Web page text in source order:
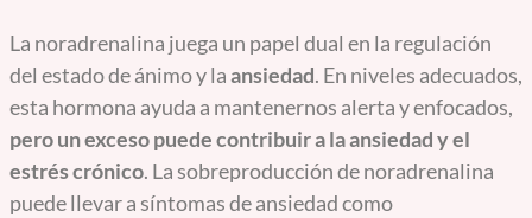
La noradrenalina juega un papel dual en la regulación
del estado de ánimo y laansiedad. En niveles adecuados,
esta hormona ayuda a mantenernos alerta y enfocados,
pero un exceso puede contribuir a la ansiedad y el
estrés crónico. La sobreproducción de noradrenalina
puede llevar a síntomas de ansiedad como